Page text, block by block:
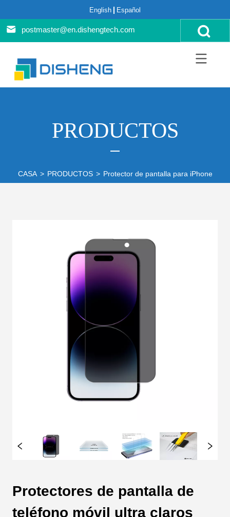
English Español
postmaster@en.dishengtech.com
PRODUCTOS
CASA > PRODUCTOS > Protector de pantalla para iPhone
Protectores de pantalla de
teléfono móvil ultra claros